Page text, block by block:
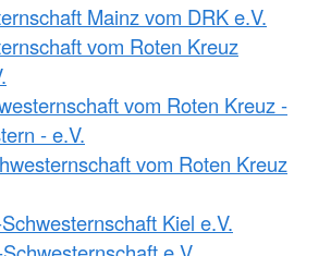
Mainz vom DRK e.V.
vom Roten Kreuz
vom Roten Kreuz -
- e.V.
vom Roten Kreuz
Kiel e.V.